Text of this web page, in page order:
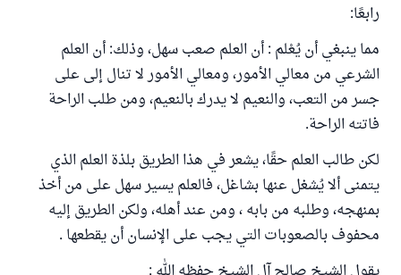
رابعًا:
مما ينبغي أن يُعْلم : أن العلم صعب سهل، وذلك: أن العلم
الشرعي من معالي الأمور، ومعالي الأمور لا تنال إلى على
جسر من التعب، والنعيم لا يدرك بالنعيم، ومن طلب الراحة
فاتته الراحة.
لكن طالب العلم حقًا، يشعر في هذا الطريق بلذة العلم الذي
يتمنى ألا يُشغل عنها بشاغل، فالعلم يسير سهل على من أخذ
بمنهجه، وطلبه من بابه ، ومن عند أهله، ولكن الطريق إليه
محفوف بالصعوبات التي يجب على الإنسان أن يقطعها .